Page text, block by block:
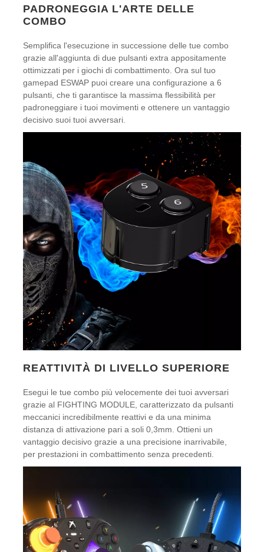
PADRONEGGIA L'ARTE DELLE
COMBO
Semplifica l'esecuzione in successione delle tue combo
grazie all'aggiunta di due pulsanti extra appositamente
ottimizzati per i giochi di combattimento. Ora sul tuo
gamepad ESWAP puoi creare una configurazione a 6
pulsanti, che ti garantisce la massima flessibilità per
padroneggiare i tuoi movimenti e ottenere un vantaggio
decisivo suoi tuoi avversari.
REATTIVITÀ DI LIVELLO SUPERIORE
Esegui le tue combo più velocemente dei tuoi avversari
grazie al FIGHTING MODULE, caratterizzato da pulsanti
meccanici incredibilmente reattivi e da una minima
distanza di attivazione pari a soli 0,3mm. Ottieni un
vantaggio decisivo grazie a una precisione inarrivabile,
per prestazioni in combattimento senza precedenti.